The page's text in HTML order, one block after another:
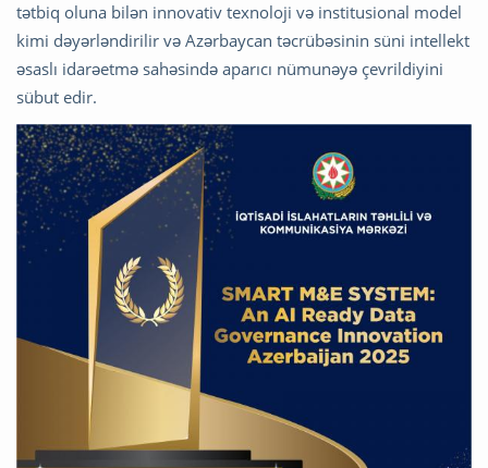
tətbiq oluna bilən innovativ texnoloji və institusional model
kimi dəyərləndirilir və Azərbaycan təcrübəsinin süni intellekt
əsaslı idarəetmə sahəsində aparıcı nümunəyə çevrildiyini
sübut edir.